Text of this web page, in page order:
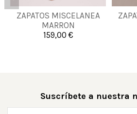
ZAPATOS MISCELANEA
MARRON
159,00 €
35 36 37
38
42
38
Suscríbete a nuestra